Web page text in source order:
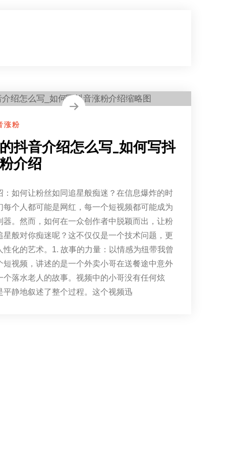
涨粉
抖音介绍怎么写_如何写抖
介绍
：如何让粉丝如同追星般痴迷？在信息爆炸的时
每个人都可能是网红，每一个短视频都可能成为
器。然而，如何在一众创作者中脱颖而出，让粉
星般对你痴迷呢？这不仅仅是一个技术问题，更
性化的艺术。1. 故事的力量：以情感为纽带我曾
短视频，讲述的是一个外卖小哥在送餐途中意外
个落水老人的故事。视频中的小哥没有任何炫
平静地叙述了整个过程。这个视频迅